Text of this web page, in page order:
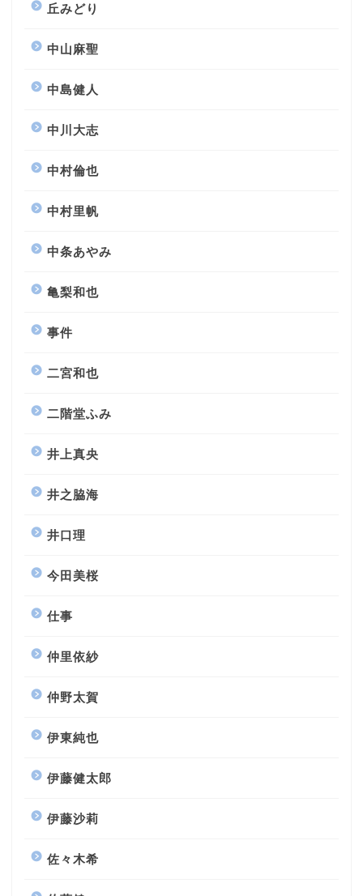
丘みどり
中山麻聖
中島健人
中川大志
中村倫也
中村里帆
中条あやみ
亀梨和也
事件
二宮和也
二階堂ふみ
井上真央
井之脇海
井口理
今田美桜
仕事
仲里依紗
仲野太賀
伊東純也
伊藤健太郎
伊藤沙莉
佐々木希